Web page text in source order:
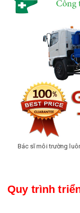
Bác sĩ môi trường
Quy trình